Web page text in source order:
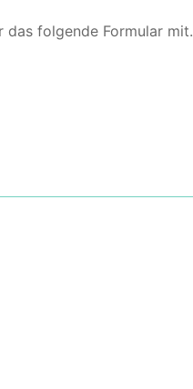
das folgende Formular mit.